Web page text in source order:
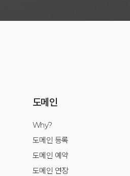
도메인
Why?
도메인 등록
도메인 예약
도메인 연장